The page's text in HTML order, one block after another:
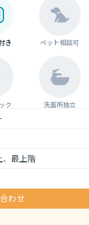
き ペット相談可
ク 洗面所独立
、最上階
わせ